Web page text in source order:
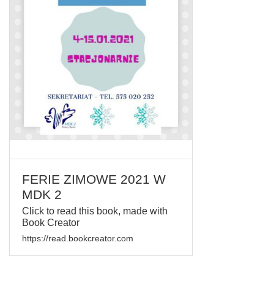
FERIE ZIMOWE 2021 W
MDK 2
Click to read this book, made with
Book Creator
https://read.bookcreator.com